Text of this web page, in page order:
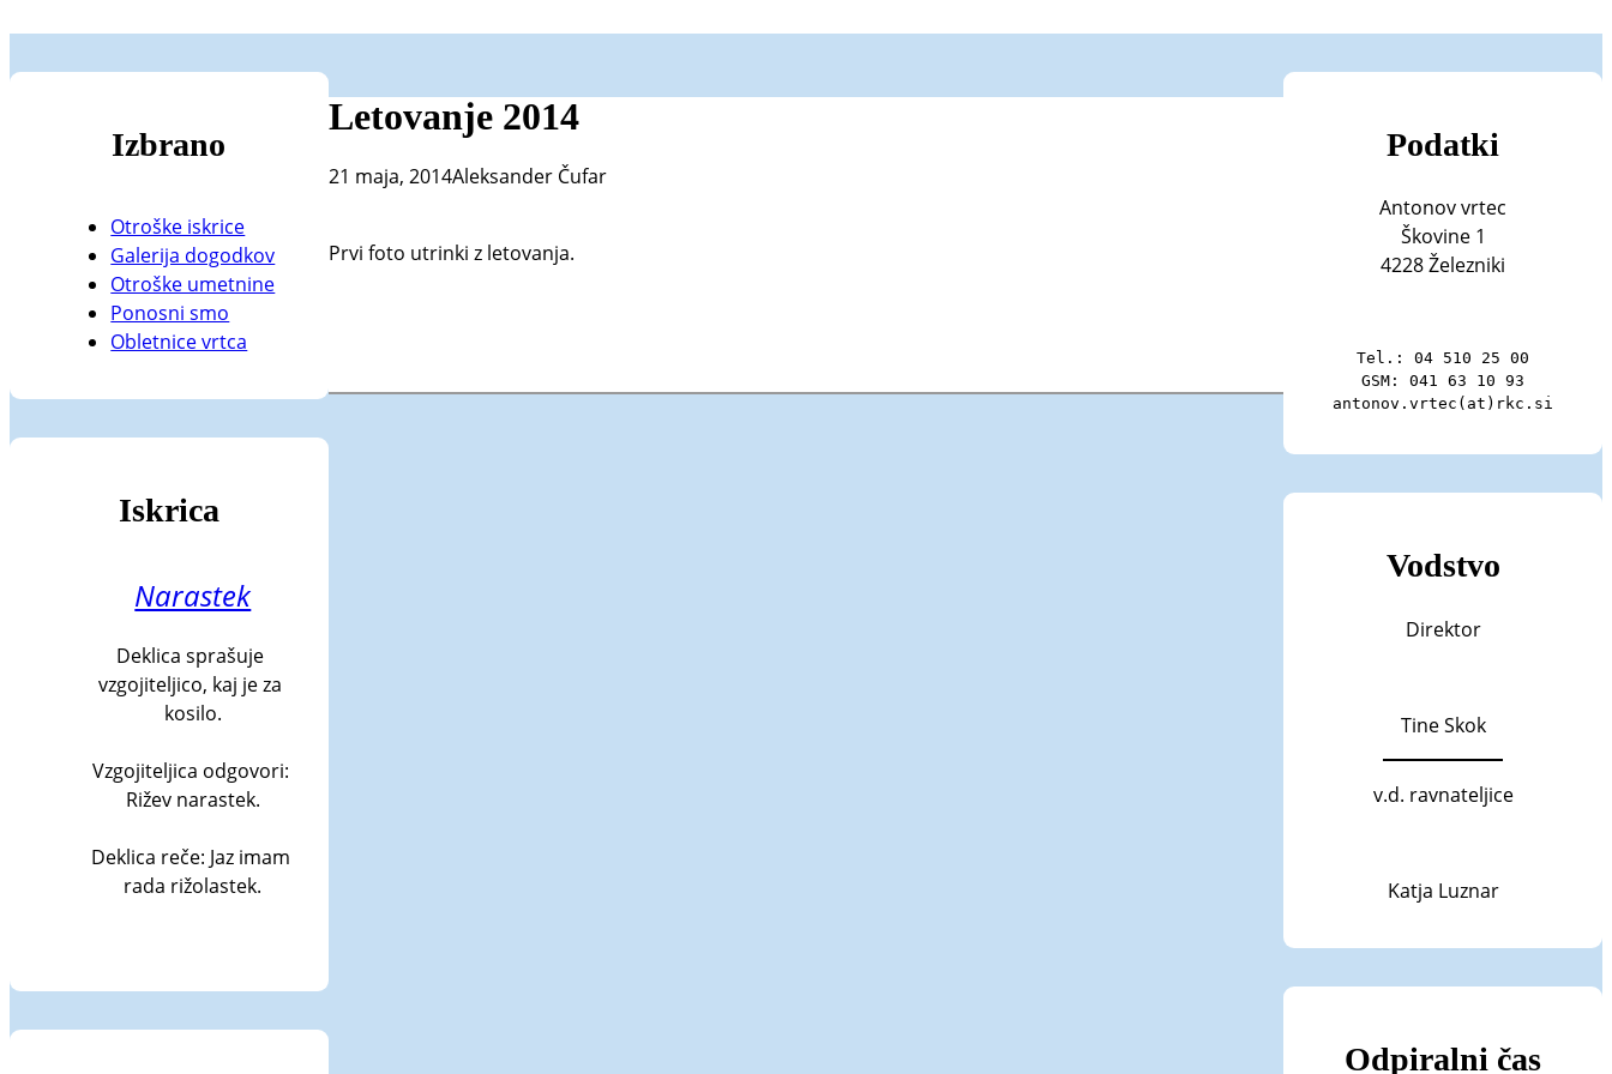
Izbrano
Otroške iskrice
Galerija dogodkov
Otroške umetnine
Ponosni smo
Obletnice vrtca
Iskrica
Narastek
Deklica sprašuje
vzgojiteljico, kaj je za
kosilo.
Vzgojiteljica odgovori:
Rižev narastek.
Deklica reče: Jaz imam
rada rižolastek.
Letovanje 2014
21 maja, 2014Aleksander Čufar
Prvi foto utrinki z letovanja.
Podatki
Antonov vrtec
Škovine 1
4228 Železniki
Tel.: 04 510 25 00
GSM: 041 63 10 93
antonov.vrtec(at)rkc.si
Vodstvo
Direktor
Tine Skok
v.d. ravnateljice
Katja Luznar
Odpiralni čas